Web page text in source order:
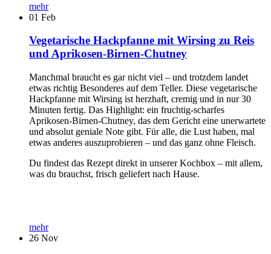
mehr
01 Feb
Vegetarische Hackpfanne mit Wirsing zu Reis
und Aprikosen-Birnen-Chutney
Manchmal braucht es gar nicht viel – und trotzdem landet
etwas richtig Besonderes auf dem Teller. Diese vegetarische
Hackpfanne mit Wirsing ist herzhaft, cremig und in nur 30
Minuten fertig. Das Highlight: ein fruchtig-scharfes
Aprikosen-Birnen-Chutney, das dem Gericht eine unerwartete
und absolut geniale Note gibt. Für alle, die Lust haben, mal
etwas anderes auszuprobieren – und das ganz ohne Fleisch.
Du findest das Rezept direkt in unserer Kochbox – mit allem,
was du brauchst, frisch geliefert nach Hause.
mehr
26 Nov